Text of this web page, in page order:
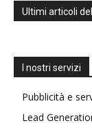
Ultimi articoli
I nostri servizi
Pubblicità e
Lead